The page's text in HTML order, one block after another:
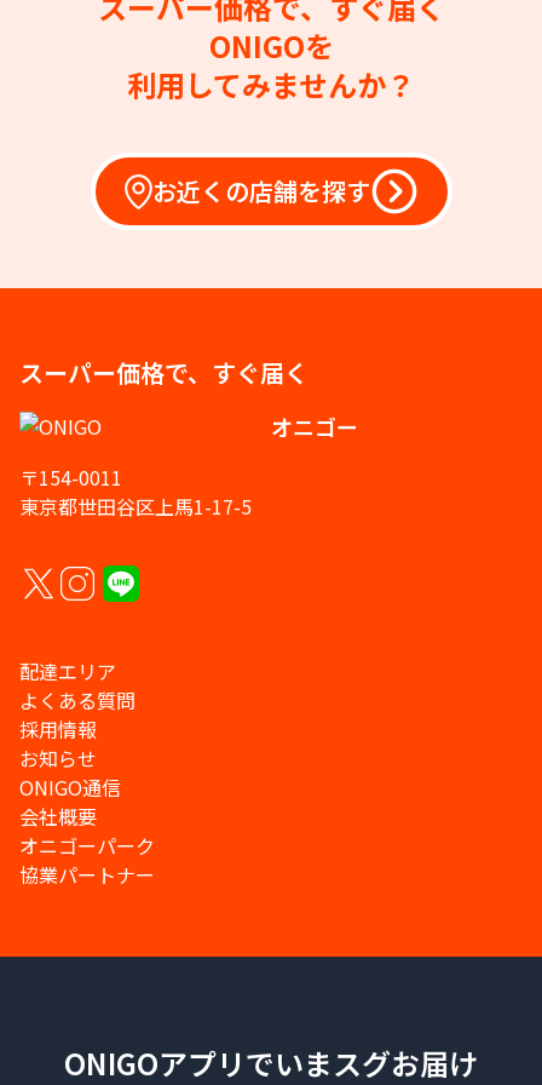
ONIGOを
利用してみませんか？
お近くの店舗を探す
スーパー価格で、すぐ届く
オニゴー
〒154-0011
東京都世田谷区上馬1-17-5
配達エリア
よくある質問
採用情報
お知らせ
ONIGO通信
会社概要
オニゴーパーク
協業パートナー
ONIGOアプリでいまスグお届け